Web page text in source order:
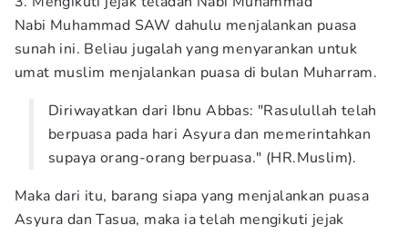
Nabi Muhammad SAW dahulu menjalankan puasa
sunah ini. Beliau jugalah yang menyarankan untuk
umat muslim menjalankan puasa di bulan Muharram.
Diriwayatkan dari Ibnu Abbas: "Rasulullah telah
berpuasa pada hari Asyura dan memerintahkan
supaya orang-orang berpuasa." (HR.Muslim).
Maka dari itu, barang siapa yang menjalankan puasa
Asyura dan Tasua, maka ia telah mengikuti jejak